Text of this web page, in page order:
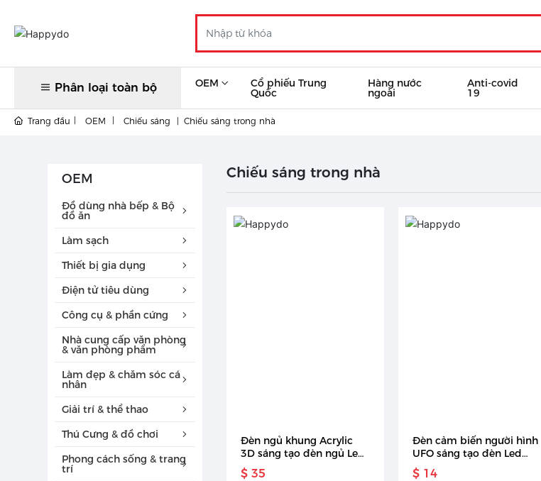
Phân loại toàn bộ OEM Cổ phiếu Trung
Quốc
Hàng nước
ngoài
Anti-covid
19
Trang đầu OEM Chiếu sáng Chiếu sáng trong nhà
OEM
Đồ dùng nhà bếp & Bộ
đồ ăn
Làm sạch
Thiết bị gia dụng
Điện tử tiêu dùng
Công cụ & phần cứng
Nhà cung cấp văn phòng
& văn phòng phẩm
Làm đẹp & chăm sóc cá
nhân
Giải trí & thể thao
Thú Cưng & đồ chơi
Phong cách sống & trang
trí
Chiếu sáng trong nhà
Đèn ngủ khung Acrylic
3D sáng tạo đèn ngủ Led
khung gỗ trang trí Bắc Âu
$ 35
Đèn cảm biến người hình
UFO sáng tạo đèn Led
cho bé cắm vào ban đêm
$ 14